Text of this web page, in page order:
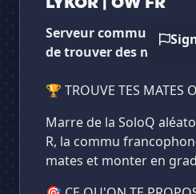
Serveur
de trouver des mates
🏆 TROUVE TES MATES
Marre de la SoloQ
R, la commu
mates et monter en
serveur ?